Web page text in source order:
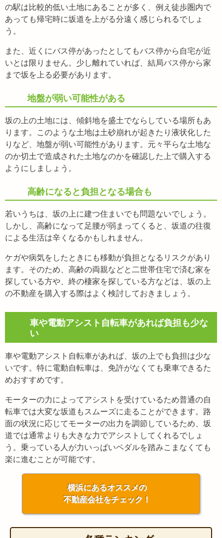
の駅は比較的低い土地にあることが多く、例え徒歩圏内で
あっても帰宅時に坂道を上がる分遠く感じられるでしょ
う。
また、近くにバス停があったとしてもバス停から自宅が近
いとは限りません。少し離れていれば、結局バス停から家
まで坂を上る必要があります。
地盤が弱い可能性がある
坂の上の土地には、傾斜地を盛土でならしている場所もあ
ります。このような土地は土砂崩れが起きたり液状化した
りなど、地盤が弱い可能性があります。元々平らな土地な
のか切土で造成された土地なのかを確認した上で購入する
ようにしましょう。
高齢になると負担となる場合も
若いうちは、坂の上に建つ住まいでも問題ないでしょう。
しかし、高齢になって足腰が弱まってくると、坂道の往復
による生活は辛くなるかもしれません。
ケガや病気をしたときにも移動が負担となるリスクがあり
ます。そのため、高齢の両親などと二世帯住宅で済む家を
探している方や、終の棲家を探している方などは、坂の上
の不動産を購入する際はよく検討しておきましょう。
車や電動アシスト自転車があれば負担も少な
い
車や電動アシスト自転車があれば、坂の上でも負担は少な
いです。特に電動自転車は、免許がなくても乗車できるた
めおすすめです。
モーターの力によってアシストを受けているため普通の自
転車では大変な坂道もスムーズに走ることができます。路
面の状況に応じてモーターの出力を調節しているため、坂
道では通常よりも大きな力でアシストしてくれるでしょ
う。乗っている人が力いっぱいペダルを踏みこまなくても
楽に進むことが可能です。
横浜にあるオススメの
不動産会社をチェック！